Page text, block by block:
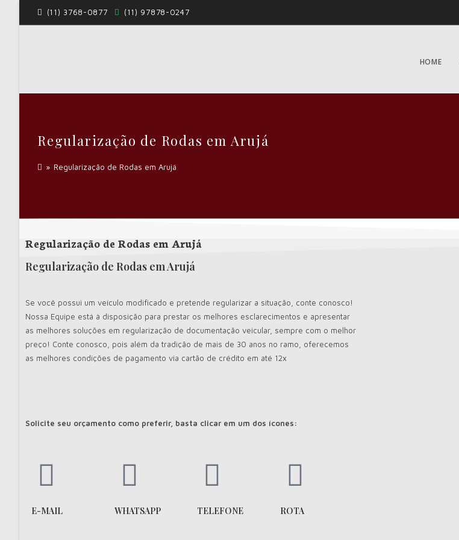
(11) 3768-0877 (11) 97878-0247
HOME
Regularização de Rodas em Arujá
» Regularização de Rodas em Arujá
Regularização de Rodas em Arujá
Regularização de Rodas em Arujá
Se você possui um veículo modificado e pretende regularizar a situação, conte conosco!
Nossa Equipe está à disposição para prestar os melhores esclarecimentos e apresentar
as melhores soluções em regularização de documentação veicular, sempre com o melhor
preço! Conte conosco, pois além da tradição de mais de 30 anos no ramo, oferecemos
as melhores condições de pagamento via cartão de crédito em até 12x
Solicite seu orçamento como preferir, basta clicar em um dos ícones:
E-MAIL WHATSAPP TELEFONE ROTA